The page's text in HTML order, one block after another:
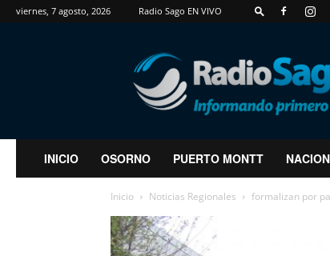
viernes, 7 agosto, 2026 Radio Sago EN VIVO
RadioSago
INICIO OSORNO PUERTO MONTT
Inicio Noticias Regionales formalizan por